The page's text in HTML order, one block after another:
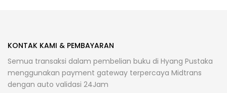
KONTAK KAMI & PEMBAYARAN
Semua transaksi dalam pembelian buku di Hyang Pustaka
menggunakan payment gateway terpercaya Midtrans
dengan auto validasi 24Jam